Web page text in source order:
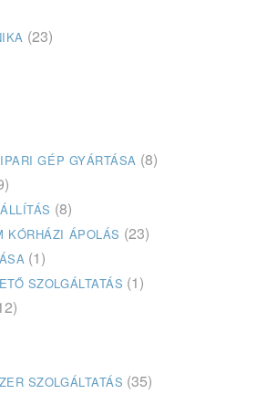
(23)
GÉP GYÁRTÁSA (8)
(8)
KÓRHÁZI ÁPOLÁS (23)
(1)
SZOLGÁLTATÁS (1)
SZOLGÁLTATÁS (35)